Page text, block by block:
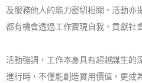
及服務他人的能力密切相關。活動亦
都有機會透過工作實現自我、貢獻社
活動強調，工作本身具有超越謀生的
進行時，不僅能創造實用價值，更成